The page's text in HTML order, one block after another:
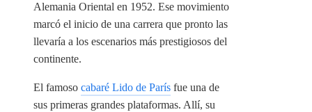
Alemania Oriental en 1952. Ese movimiento
marcó el inicio de una carrera que pronto las
llevaría a los escenarios más prestigiosos del
continente.
El famoso cabaré Lido de París fue una de
sus primeras grandes plataformas. Allí, su